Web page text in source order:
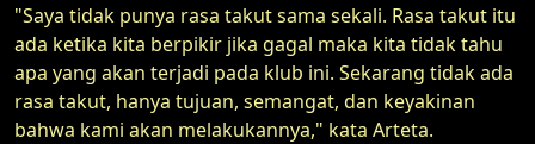
"Saya tidak punya rasa takut sama sekali. Rasa takut itu
ada ketika kita berpikir jika gagal maka kita tidak tahu
apa yang akan terjadi pada klub ini. Sekarang tidak ada
rasa takut, hanya tujuan, semangat, dan keyakinan
bahwa kami akan melakukannya," kata Arteta.